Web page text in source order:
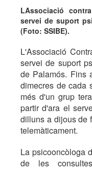
LAssociació
servei de suport
(Foto: SSIBE).
L'Associació
servei de suport
de Palamós. Fins
dimecres de cada
més d'un grup
partir d'ara el
dilluns a dijous de
telemàticament.
La psicooncòloga
de les